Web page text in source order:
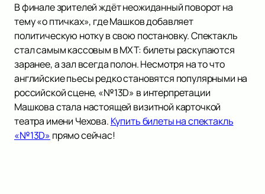
В финале зрителей ждёт неожиданный поворот на
тему «о птичках», где Машков добавляет
политическую нотку в свою постановку. Спектакль
стал самым кассовым в МХТ: билеты раскупаются
заранее, а зал всегда полон. Несмотря на то что
английские пьесы редко становятся популярными на
российской сцене, «№13D» в интерпретации
Машкова стала настоящей визитной карточкой
театра имени Чехова. Купить билеты на спектакль
«№13D» прямо сейчас!